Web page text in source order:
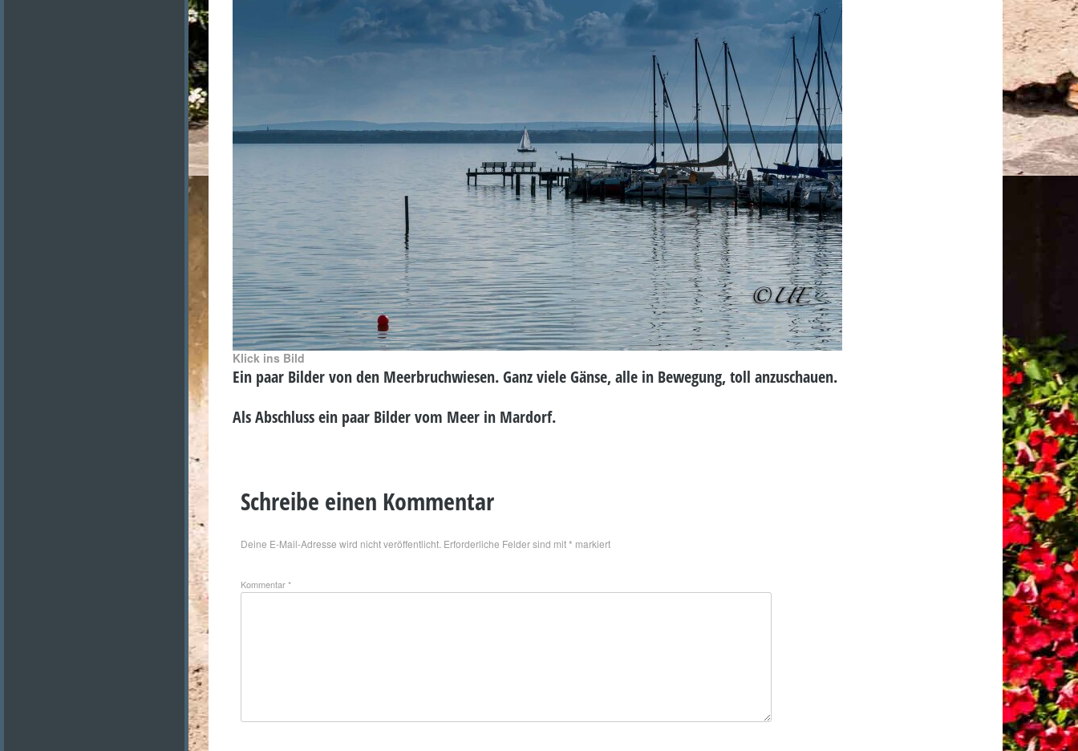
Klick ins Bild
Ein paar Bilder von den Meerbruchwiesen. Ganz viele Gänse, alle in Bewegung, toll anzuschauen.
Als Abschluss ein paar Bilder vom Meer in Mardorf.
Schreibe einen Kommentar
Deine E-Mail-Adresse wird nicht veröffentlicht. Erforderliche Felder sind mit* markiert
Kommentar*